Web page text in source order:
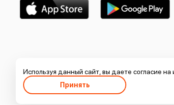
Политика обработки персональных данных
Используя данный сайт, вы даете согласие
Принять